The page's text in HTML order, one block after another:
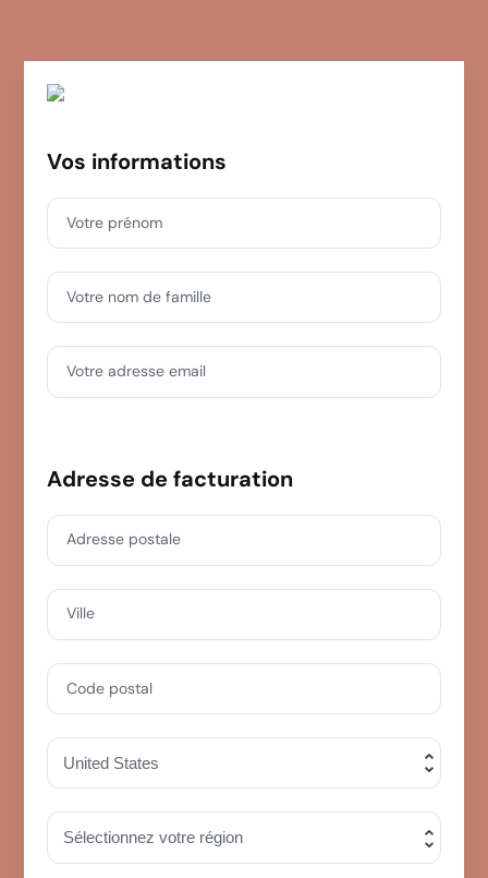
Vos informations
Votre prénom
Votre nom de famille
Votre adresse email
Adresse de facturation
Adresse postale
Ville
Code postal